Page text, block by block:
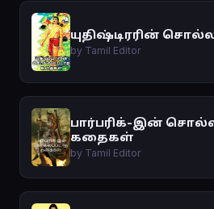
யுதிஷ்டிரரின்
by Tamil Editor
பார்பரிக்-இன்
கதைகள்
by Tamil Editor